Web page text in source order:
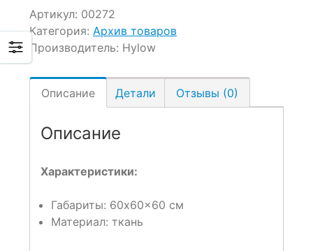
Артикул: 00272
Категория: Архив товаров
Производитель: Hylow
Описание Детали Отзывы (0)
Описание
Характеристики:
Габариты: 60x60x60 см
Материал: ткань